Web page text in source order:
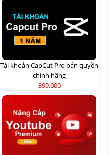
Tài khoản CapCut Pro bản quyền
chính hãng
399,000